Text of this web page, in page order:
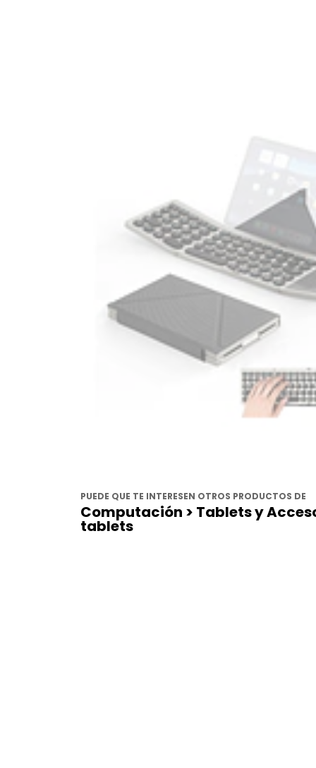
PUEDE QUE TE INTERESEN OTROS PRODUCTOS DE
Computación > Tablets y
tablets